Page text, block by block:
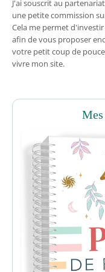
J'ai souscrit au
une petite commission
Cela me permet
afin de vous proposer
votre petit coup de
vivre mon site.